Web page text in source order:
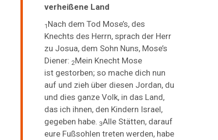
verheißene Land
1 Nach dem Tod Mose’s, des
Knechts des Herrn, sprach der Herr
zu Josua, dem Sohn Nuns, Mose’s
Diener:2Mein Knecht Mose
ist gestorben; so mache dich nun
auf und zieh über diesen Jordan, du
und dies ganze Volk, in das Land,
das ich ihnen, den Kindern Israel,
gegeben habe.3Alle Stätten, darauf
eure Fußsohlen treten werden, habe